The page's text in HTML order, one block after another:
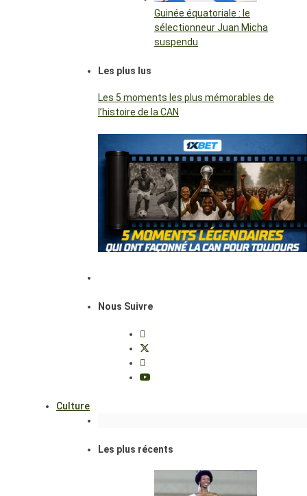
Guinée équatoriale : le
sélectionneur Juan Micha
suspendu
Les plus lus
Les 5 moments les plus mémorables de
l’histoire de la CAN
Nous Suivre
Culture
Les plus récents